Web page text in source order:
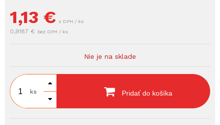
1,13 € s DPH / ks
0,9187 € bez DPH / ks
Nie je na sklade
ks Pridať do košíka